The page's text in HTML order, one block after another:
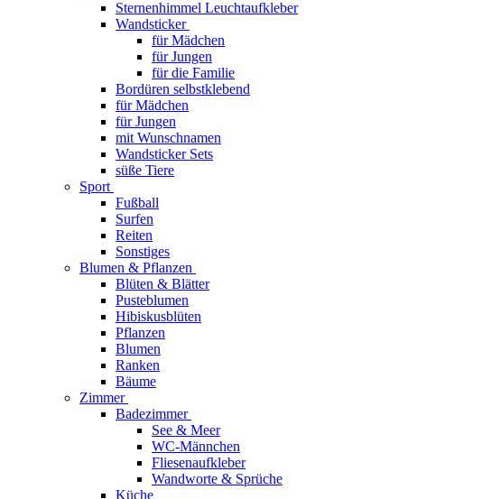
Sternenhimmel Leuchtaufkleber
Wandsticker
für Mädchen
für Jungen
für die Familie
Bordüren selbstklebend
für Mädchen
für Jungen
mit Wunschnamen
Wandsticker Sets
süße Tiere
Sport
Fußball
Surfen
Reiten
Sonstiges
Blumen & Pflanzen
Blüten & Blätter
Pusteblumen
Hibiskusblüten
Pflanzen
Blumen
Ranken
Bäume
Zimmer
Badezimmer
See & Meer
WC-Männchen
Fliesenaufkleber
Wandworte & Sprüche
Küche